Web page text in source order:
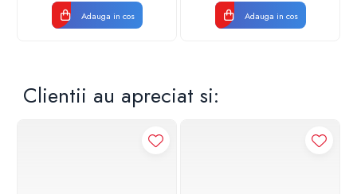
Adauga in cos Adauga in cos
Clientii au apreciat si: